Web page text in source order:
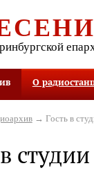
О
→ Гость в
студии